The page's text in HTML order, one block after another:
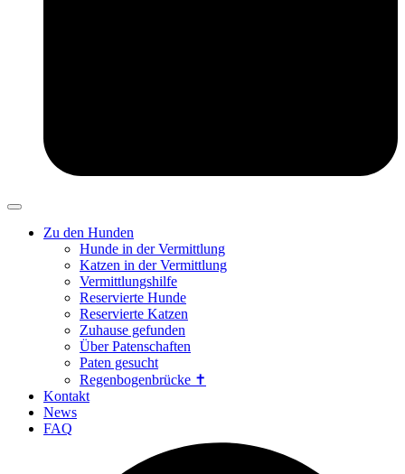
Zu den Hunden
Hunde in der Vermittlung
Katzen in der Vermittlung
Vermittlungshilfe
Reservierte Hunde
Reservierte Katzen
Zuhause gefunden
Über Patenschaften
Paten gesucht
Regenbogenbrücke ✝
Kontakt
News
FAQ